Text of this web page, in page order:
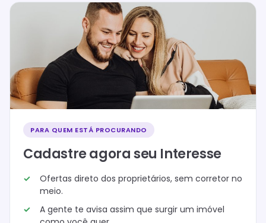
PARA QUEM ESTÁ PROCURANDO
Cadastre agora seu Interesse
Ofertas direto dos proprietários, sem corretor no
meio.
A gente te avisa assim que surgir um imóvel